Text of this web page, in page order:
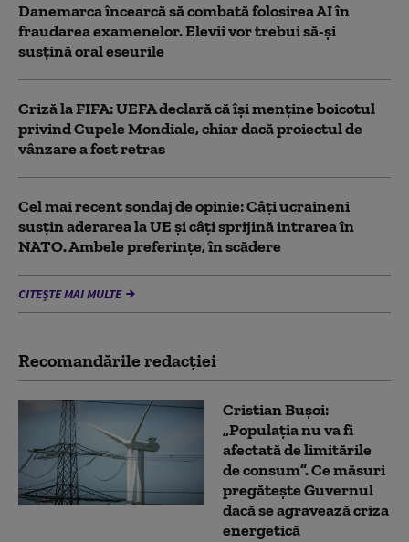
Danemarca încearcă să combată folosirea AI în
fraudarea examenelor. Elevii vor trebui să-şi
susţină oral eseurile
Criză la FIFA: UEFA declară că îşi menţine boicotul
privind Cupele Mondiale, chiar dacă proiectul de
vânzare a fost retras
Cel mai recent sondaj de opinie: Câți ucraineni
susțin aderarea la UE și câți sprijină intrarea în
NATO. Ambele preferințe, în scădere
CITEȘTE MAI MULTE
Recomandările redacţiei
Cristian Bușoi:
„Populația nu va fi
afectată de limitările
de consum”. Ce măsuri
pregătește Guvernul
dacă se agravează criza
energetică